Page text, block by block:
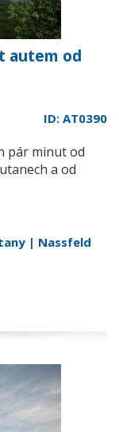
autem od
ID: AT0390
pár minut od
a od
| Nassfeld